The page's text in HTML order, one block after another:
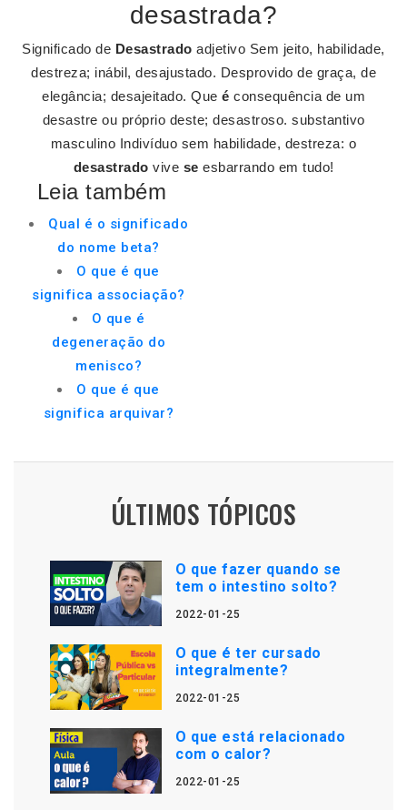
desastrada?
Significado de Desastrado adjetivo Sem jeito, habilidade,
destreza; inábil, desajustado. Desprovido de graça, de
elegância; desajeitado. Que é consequência de um
desastre ou próprio deste; desastroso. substantivo
masculino Indivíduo sem habilidade, destreza: o
desastrado vive se esbarrando em tudo!
Leia também
Qual é o significado
do nome beta?
O que é que
significa associação?
O que é
degeneração do
menisco?
O que é que
significa arquivar?
ÚLTIMOS TÓPICOS
O que fazer quando se
tem o intestino solto?
2022-01-25
O que é ter cursado
integralmente?
2022-01-25
O que está relacionado
com o calor?
2022-01-25